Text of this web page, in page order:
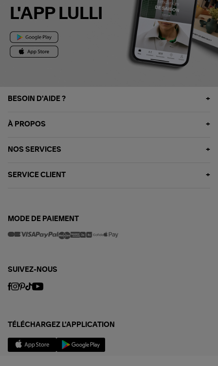
L'APP LULLI
BESOIN D'AIDE ?
À PROPOS
NOS SERVICES
SERVICE CLIENT
MODE DE PAIEMENT
SUIVEZ-NOUS
TÉLÉCHARGEZ L'APPLICATION